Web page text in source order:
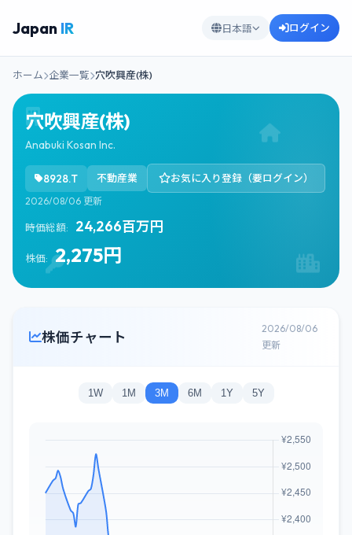
Japan IR 日本語 ログイン
ホーム 企業一覧 穴吹興産(株)
穴吹興産(株)
Anabuki Kosan Inc.
8928.T 不動産業 お気に入り登録（要ログイン）
2026/08/06 更新
時価総額: 24,266百万円
株価: 2,275円
株価チャート
2026/08/06
更新
1W 1M 3M 6M 1Y 5Y